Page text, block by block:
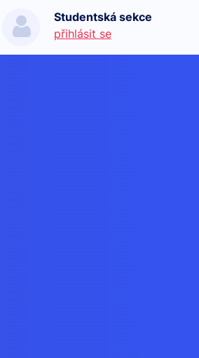
Studentská sekce
přihlásit se